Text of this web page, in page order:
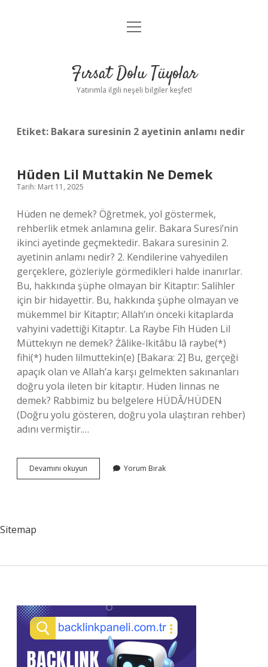
Gizlilik Politikası
Yasal Uyarı
menüyü
Fırsat Dolu Tüyolar
Yatırımla ilgili neşeli bilgiler keşfet!
Etiket: Bakara suresinin 2 ayetinin anlamı nedir
Hüden Lil Muttakin Ne Demek
Tarih: Mart 11, 2025
Hüden ne demek? Öğretmek, yol göstermek,
rehberlik etmek anlamına gelir. Bakara Suresi’nin
ikinci ayetinde geçmektedir. Bakara suresinin 2.
ayetinin anlamı nedir? 2. Kendilerine vahyedilen
gerçeklere, gözleriyle görmedikleri halde inanırlar.
Bu, hakkında şüphe olmayan bir Kitaptır: Salihler
için bir hidayettir. Bu, hakkında şüphe olmayan ve
mükemmel bir Kitaptır; Allah’ın önceki kitaplarda
vahyini vadettiği Kitaptır. La Raybe Fih Hüden Lil
Müttekıyn ne demek? Żâlike-lkitâbu lâ raybe(*)
fihi(*) huden lilmuttekin(e) [Bakara: 2] Bu, gerçeği
apaçık olan ve Allah’a karşı gelmekten sakınanları
doğru yola ileten bir kitaptır. Hüden linnas ne
demek? Rabbimiz bu belgelere HÜDÂ/HÜDEN
(Doğru yolu gösteren, doğru yola ulaştıran rehber)
adını vermiştir.…
Devamını okuyun
Lil
Yorum Bırak
Sitemap
Sidebar